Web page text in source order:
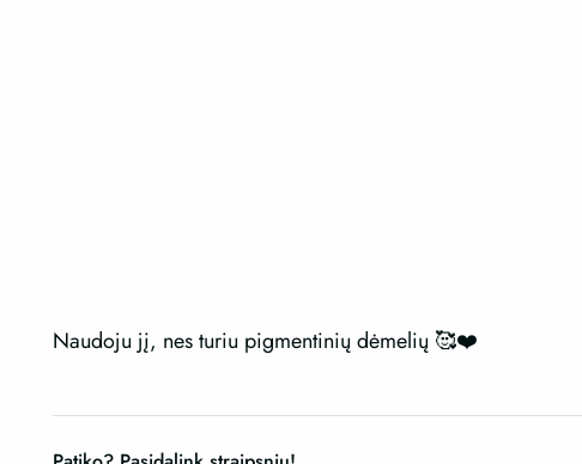
Naudoju jį, nes turiu pigmentinių dėmelių 🥰❤️